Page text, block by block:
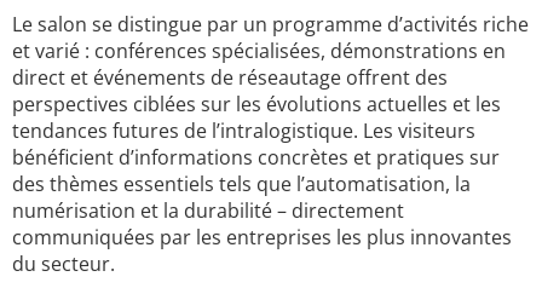
Le salon se distingue par un programme d’activités riche
et varié : conférences spécialisées, démonstrations en
direct et événements de réseautage offrent des
perspectives ciblées sur les évolutions actuelles et les
tendances futures de l’intralogistique. Les visiteurs
bénéficient d’informations concrètes et pratiques sur
des thèmes essentiels tels que l’automatisation, la
numérisation et la durabilité – directement
communiquées par les entreprises les plus innovantes
du secteur.